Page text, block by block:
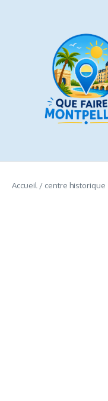
Accueil / centre historique